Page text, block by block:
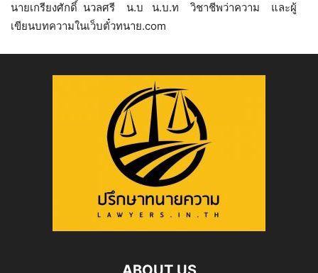
นายเกรียงศักดิ์ นวลศรี น.บ น.บ.ท วิชาชีพว่าความ และผู้
เขียนบทความในเว็บตั๋วทนาย.com